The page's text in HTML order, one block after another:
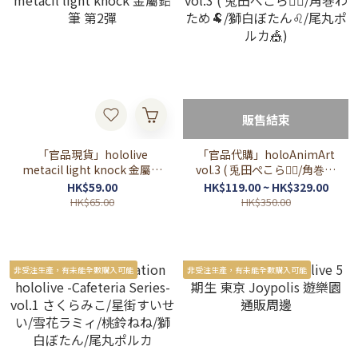
「官品現貨」hololive
metacil light knock 金屬鉛
筆 第2彈
HK$59.00
HK$65.00
販售結束
「官品代購」holoAnimArt
vol.3 ( 兎田ぺこら👯‍♀️/角巻わ
ため🐏/獅白ぼたん♌/尾丸ポ
ルカ🎪)
HK$119.00 ~ HK$329.00
HK$350.00
非受注生產，有未能全數購入可能 非受注生產，有未能全數購入可能